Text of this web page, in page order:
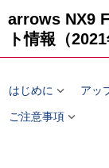
arrows NX9
ト情報（
はじめに  アッ
ご注意事項